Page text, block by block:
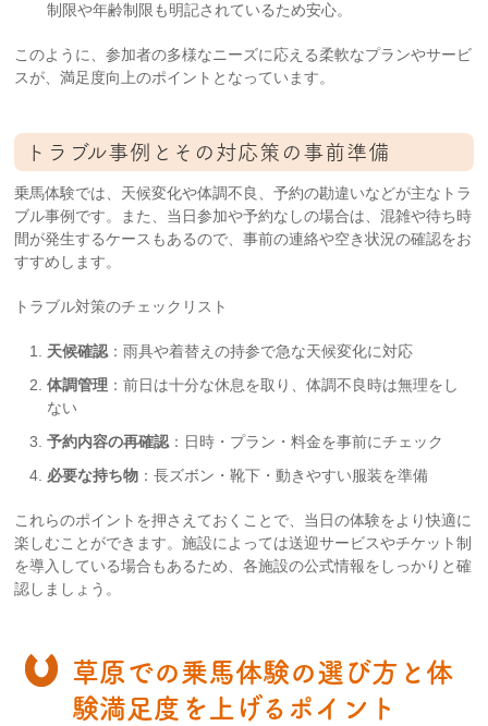
制限や年齢制限も明記されているため安心。
このように、参加者の多様なニーズに応える柔軟なプランやサービ
スが、満足度向上のポイントとなっています。
トラブル事例とその対応策の事前準備
乗馬体験では、天候変化や体調不良、予約の勘違いなどが主なトラ
ブル事例です。また、当日参加や予約なしの場合は、混雑や待ち時
間が発生するケースもあるので、事前の連絡や空き状況の確認をお
すすめします。
トラブル対策のチェックリスト
天候確認：雨具や着替えの持参で急な天候変化に対応
体調管理 ：前日は十分な休息を取り、体調不良時は無理をし
ない
予約内容の再確認：日時・プラン・料金を事前にチェック
必要な持ち物 ：長ズボン・靴下・動きやすい服装を準備
これらのポイントを押さえておくことで、当日の体験をより快適に
楽しむことができます。施設によっては送迎サービスやチケット制
を導入している場合もあるため、各施設の公式情報をしっかりと確
認しましょう。
草原での乗馬体験の選び方と体
験満足度を上げるポイント